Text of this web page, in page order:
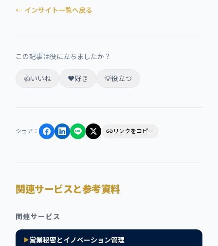
← インサイト一覧へ戻る
この記事は役に立ちましたか？
👍いいね ❤️好き 💡役立つ
シェア ： リンクをコピー
関連サービスと参考資料
関連サービス
▶営業秘密とイノベーション管理